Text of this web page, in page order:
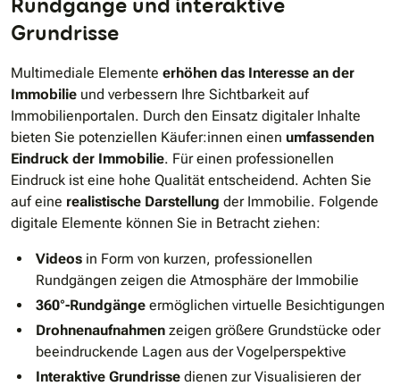
Grundrisse
Multimediale Elemente erhöhen das Interesse an der
Immobilie und verbessern Ihre Sichtbarkeit auf
Immobilienportalen. Durch den Einsatz digitaler Inhalte
bieten Sie potenziellen Käufer:innen einen umfassenden
Eindruck der Immobilie. Für einen professionellen
Eindruck ist eine hohe Qualität entscheidend. Achten Sie
auf eine realistische Darstellung der Immobilie. Folgende
digitale Elemente können Sie in Betracht ziehen:
Videos in Form von kurzen, professionellen
Rundgängen zeigen die Atmosphäre der Immobilie
360°-Rundgänge ermöglichen virtuelle Besichtigungen
Drohnenaufnahmen zeigen größere Grundstücke oder
beeindruckende Lagen aus der Vogelperspektive
Interaktive Grundrisse dienen zur Visualisieren der